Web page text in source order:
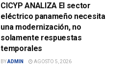
CICYP ANALIZA El sector
eléctrico panameño necesita
una modernización, no
solamente respuestas
temporales
BYADMIN AGOSTO 5, 2026